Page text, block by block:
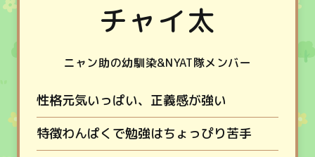
チャイ太
ニャン助の幼馴染&NYAT隊メンバー
性格元気いっぱい、正義感が強い
特徴わんぱくで勉強はちょっぴり苦手